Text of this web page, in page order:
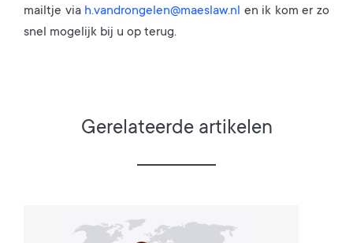
mailtje via h.vandrongelen@maeslaw.nl en ik kom er zo
snel mogelijk bij u op terug.
Gerelateerde artikelen